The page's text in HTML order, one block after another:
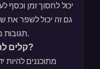
גם זה יכול לשפר את
תגובות מהירות וחוויות מותאמות אישית.
האם צ’אטבוטים AI קלים להקמה?